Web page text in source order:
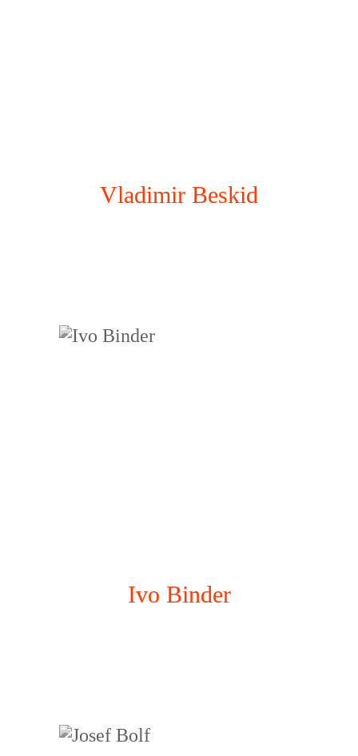
Vladimir Beskid
Ivo Binder